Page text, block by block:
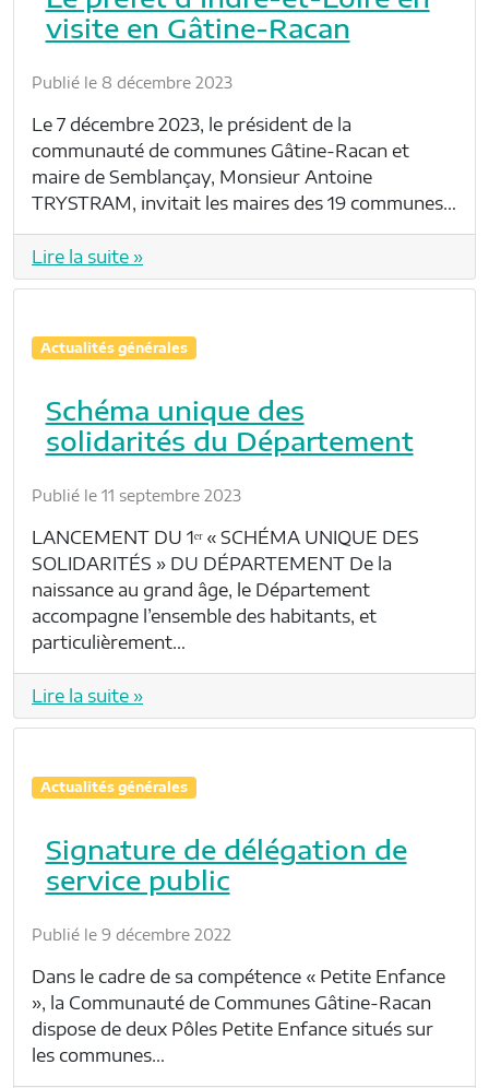
visite en Gâtine-Racan
Publié le 8 décembre 2023
Le 7 décembre 2023, le président de la
communauté de communes Gâtine-Racan et
maire de Semblançay, Monsieur Antoine
TRYSTRAM, invitait les maires des 19 communes…
Lire la suite »
Actualités générales
Schéma unique des
solidarités du Département
Publié le 11 septembre 2023
LANCEMENT DU 1ᵉʳ « SCHÉMA UNIQUE DES
SOLIDARITÉS » DU DÉPARTEMENT De la
naissance au grand âge, le Département
accompagne l’ensemble des habitants, et
particulièrement…
Lire la suite »
Actualités générales
Signature de délégation de
service public
Publié le 9 décembre 2022
Dans le cadre de sa compétence « Petite Enfance
», la Communauté de Communes Gâtine-Racan
dispose de deux Pôles Petite Enfance situés sur
les communes…